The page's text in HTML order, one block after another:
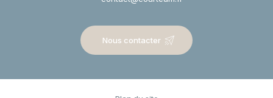
Nous contacter